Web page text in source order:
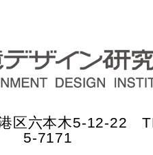
区六本木5-12-22
5-7171